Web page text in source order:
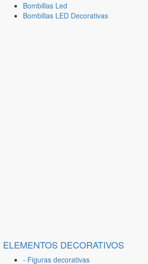
Bombillas Led
Bombillas LED Decorativas
ELEMENTOS DECORATIVOS
- Figuras decorativas